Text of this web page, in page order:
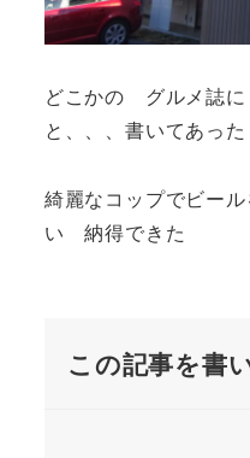
どこかの グルメ誌
と、、、書いてあった
綺麗なコップでビー
い 納得できた
この記事を書